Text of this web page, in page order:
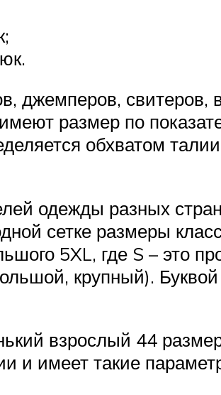
джемперов, свитеров,
размер по
обхватом
одежды разных
сетке размеры
5XL, где S – это
крупный).
взрослый 44
и имеет такие